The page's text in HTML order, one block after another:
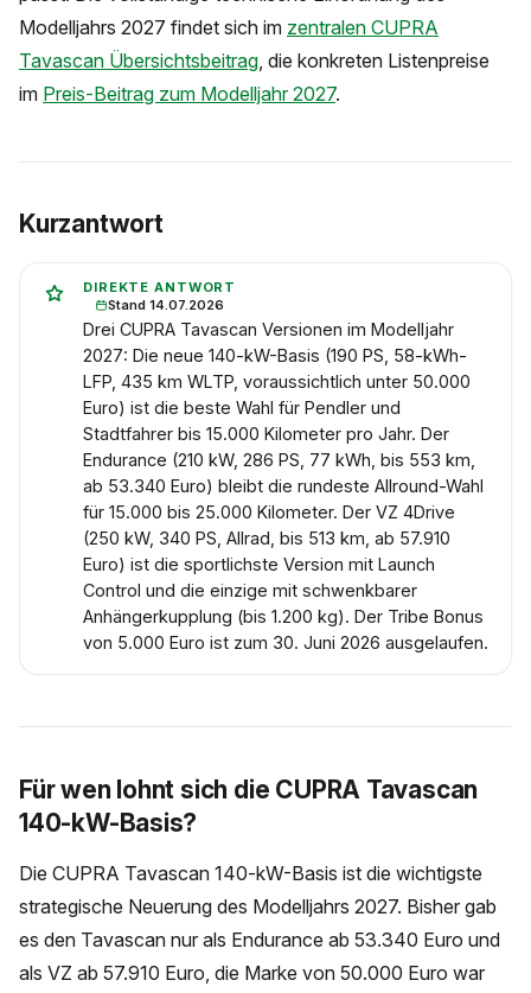
Modelljahrs 2027 findet sich im zentralen CUPRA
Tavascan Übersichtsbeitrag , die konkreten Listenpreise
im Preis-Beitrag zum Modelljahr 2027.
Kurzantwort
DIREKTE ANTWORT
Stand 14.07.2026
Drei CUPRA Tavascan Versionen im Modelljahr
2027: Die neue 140-kW-Basis (190 PS, 58-kWh-
LFP, 435 km WLTP, voraussichtlich unter 50.000
Euro) ist die beste Wahl für Pendler und
Stadtfahrer bis 15.000 Kilometer pro Jahr. Der
Endurance (210 kW, 286 PS, 77 kWh, bis 553 km,
ab 53.340 Euro) bleibt die rundeste Allround-Wahl
für 15.000 bis 25.000 Kilometer. Der VZ 4Drive
(250 kW, 340 PS, Allrad, bis 513 km, ab 57.910
Euro) ist die sportlichste Version mit Launch
Control und die einzige mit schwenkbarer
Anhängerkupplung (bis 1.200 kg). Der Tribe Bonus
von 5.000 Euro ist zum 30. Juni 2026 ausgelaufen.
Für wen lohnt sich die CUPRA Tavascan
140-kW-Basis?
Die CUPRA Tavascan 140-kW-Basis ist die wichtigste
strategische Neuerung des Modelljahrs 2027. Bisher gab
es den Tavascan nur als Endurance ab 53.340 Euro und
als VZ ab 57.910 Euro, die Marke von 50.000 Euro war